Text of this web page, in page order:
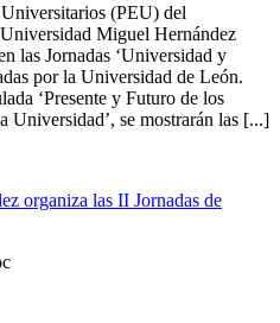
(PEU) del
Miguel Hernández
las Jornadas ‘Universidad y
por la Universidad de León.
‘Presente y Futuro de los
Universidad’, se mostrarán las [...]
organiza las II Jornadas de